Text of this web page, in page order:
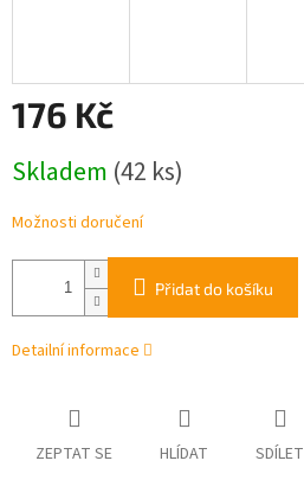
176 Kč
cena:
Skladem (42 ks)
Možnosti doručení
Přidat do košíku
Detailní informace
ZEPTAT SE HLÍDAT SDÍLET